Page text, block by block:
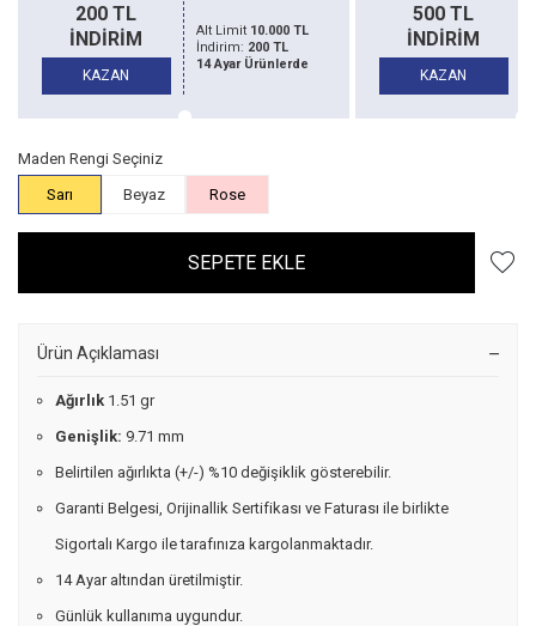
500 TL
İNDİRİM
KAZAN
Alt Limit
İndirim:
14 Ayar Ürünlerde
Maden Rengi Seçiniz
Sarı
Beyaz Rose
SEPETE EKLE
Ürün Açıklaması
Ağırlık 1.51 gr
Genişlik: 9.71 mm
Belirtilen ağırlıkta (+/-) %10 değişiklik gösterebilir.
Garanti Belgesi, Orijinallik Sertifikası ve Faturası ile birlikte
Sigortalı Kargo ile tarafınıza kargolanmaktadır.
14 Ayar altından üretilmiştir.
Günlük kullanıma uygundur.